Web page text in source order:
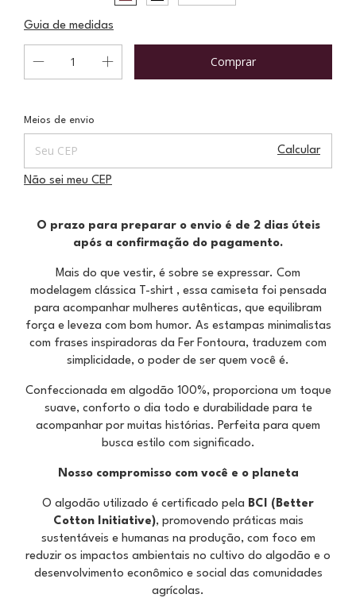
Guia de medidas
Entregas para o CEP:
Meios de envio
Calcular
Não sei meu CEP
O prazo para preparar o envio é de 2 dias úteis
após a confirmação do pagamento.
Mais do que vestir, é sobre se expressar. Com
modelagem clássica T-shirt , essa camiseta foi pensada
para acompanhar mulheres autênticas, que equilibram
força e leveza com bom humor. As estampas minimalistas
com frases inspiradoras da Fer Fontoura, traduzem com
simplicidade, o poder de ser quem você é.
Confeccionada em algodão 100%, proporciona um toque
suave, conforto o dia todo e durabilidade para te
acompanhar por muitas histórias. Perfeita para quem
busca estilo com significado.
Nosso compromisso com você e o planeta
O algodão utilizado é certificado pela BCI (Better
Cotton Initiative), promovendo práticas mais
sustentáveis e humanas na produção, com foco em
reduzir os impactos ambientais no cultivo do algodão e o
desenvolvimento econômico e social das comunidades
agrícolas.